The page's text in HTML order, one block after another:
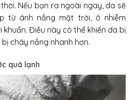
Nếu bạn ra ngoài ngay, da sẽ
từ ánh nắng mặt trời, ô nhiễm
khuẩn. Điều này có thể khiến da bị
cháy nắng nhanh hơn.
quá lạnh